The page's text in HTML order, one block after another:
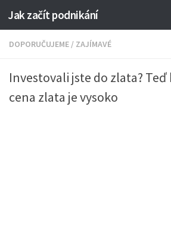
Jak začít podnikání
DOPORUČUJEME / ZAJÍMAVÉ
Investovali jste do zlata?
cena zlata je vysoko